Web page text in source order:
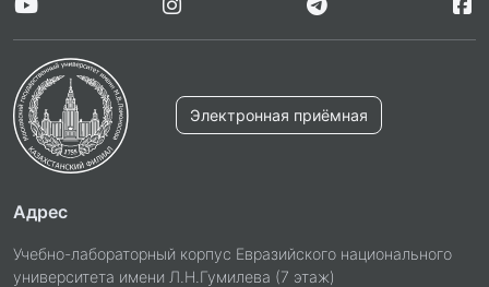
Электронная приёмная
Адрес
Учебно-лабораторный корпус Евразийского национального
университета имени Л.Н.Гумилева (7 этаж)